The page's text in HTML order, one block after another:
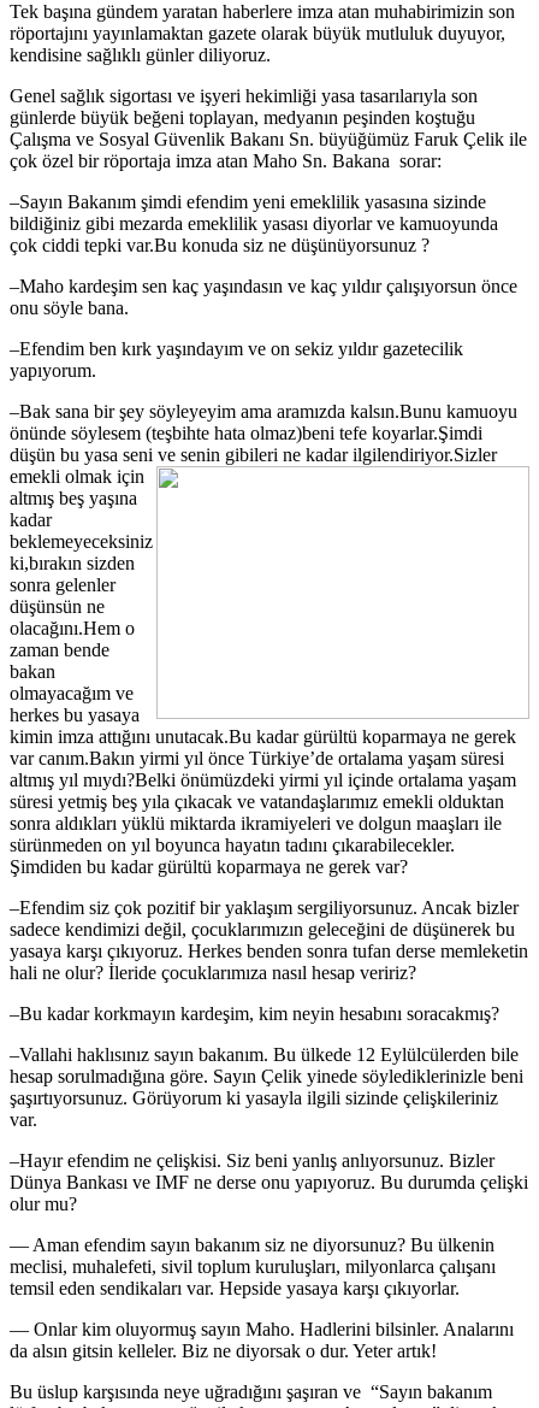
Tek başına gündem yaratan haberlere imza atan muhabirimizin son
röportajını yayınlamaktan gazete olarak büyük mutluluk duyuyor,
kendisine sağlıklı günler diliyoruz.
Genel sağlık sigortası ve işyeri hekimliği yasa tasarılarıyla son
günlerde büyük beğeni toplayan, medyanın peşinden koştuğu
Çalışma ve Sosyal Güvenlik Bakanı Sn. büyüğümüz Faruk Çelik ile
çok özel bir röportaja imza atan Maho Sn. Bakana sorar:
–Sayın Bakanım şimdi efendim yeni emeklilik yasasına sizinde
bildiğiniz gibi mezarda emeklilik yasası diyorlar ve kamuoyunda
çok ciddi tepki var.Bu konuda siz ne düşünüyorsunuz ?
–Maho kardeşim sen kaç yaşındasın ve kaç yıldır çalışıyorsun önce
onu söyle bana.
–Efendim ben kırk yaşındayım ve on sekiz yıldır gazetecilik
yapıyorum.
–Bak sana bir şey söyleyeyim ama aramızda kalsın.Bunu kamuoyu
önünde söylesem (teşbihte hata olmaz)beni tefe koyarlar.Şimdi
düşün bu yasa seni ve senin gibileri ne kadar ilgilendiriyor.Sizler
emekli olmak için
altmış beş yaşına
kadar
beklemeyeceksiniz
ki,bırakın sizden
sonra gelenler
düşünsün ne
olacağını.Hem o
zaman bende
bakan
olmayacağım ve
herkes bu yasaya
kimin imza attığını unutacak.Bu kadar gürültü koparmaya ne gerek
var canım.Bakın yirmi yıl önce Türkiye’de ortalama yaşam süresi
altmış yıl mıydı?Belki önümüzdeki yirmi yıl içinde ortalama yaşam
süresi yetmiş beş yıla çıkacak ve vatandaşlarımız emekli olduktan
sonra aldıkları yüklü miktarda ikramiyeleri ve dolgun maaşları ile
sürünmeden on yıl boyunca hayatın tadını çıkarabilecekler.
Şimdiden bu kadar gürültü koparmaya ne gerek var?
–Efendim siz çok pozitif bir yaklaşım sergiliyorsunuz. Ancak bizler
sadece kendimizi değil, çocuklarımızın geleceğini de düşünerek bu
yasaya karşı çıkıyoruz. Herkes benden sonra tufan derse memleketin
hali ne olur? İleride çocuklarımıza nasıl hesap veririz?
–Bu kadar korkmayın kardeşim, kim neyin hesabını soracakmış?
–Vallahi haklısınız sayın bakanım. Bu ülkede 12 Eylülcülerden bile
hesap sorulmadığına göre. Sayın Çelik yinede söylediklerinizle beni
şaşırtıyorsunuz. Görüyorum ki yasayla ilgili sizinde çelişkileriniz
var.
–Hayır efendim ne çelişkisi. Siz beni yanlış anlıyorsunuz. Bizler
Dünya Bankası ve IMF ne derse onu yapıyoruz. Bu durumda çelişki
olur mu?
— Aman efendim sayın bakanım siz ne diyorsunuz? Bu ülkenin
meclisi, muhalefeti, sivil toplum kuruluşları, milyonlarca çalışanı
temsil eden sendikaları var. Hepside yasaya karşı çıkıyorlar.
— Onlar kim oluyormuş sayın Maho. Hadlerini bilsinler. Analarını
da alsın gitsin kelleler. Biz ne diyorsak o dur. Yeter artık!
Bu üslup karşısında neye uğradığını şaşıran ve “Sayın bakanım